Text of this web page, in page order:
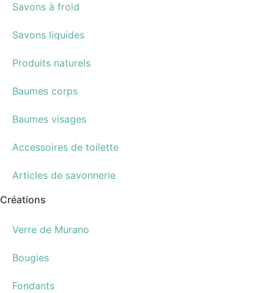
Savons à froid
Savons liquides
Produits naturels
Baumes corps
Baumes visages
Accessoires de toilette
Articles de savonnerie
Créations
Verre de Murano
Bougies
Fondants